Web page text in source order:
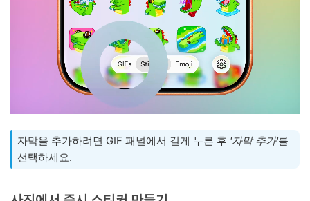
자막을 추가하려면 GIF 패널에서 길게 누른 후 '자막 추가'를
선택하세요.